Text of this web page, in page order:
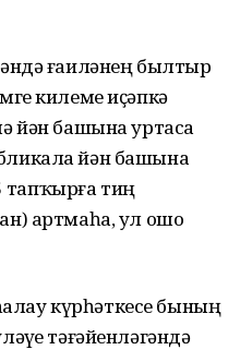
ғаиләнең былтыр
килеме иҫәпкә
йән башына уртаса
йән башына
тиң
артмаһа, ул ошо
күрһәткесе бының
тәғәйенләгәндә